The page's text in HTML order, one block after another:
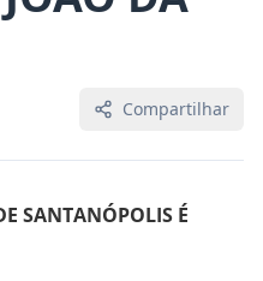
Compartilhar
SANTANÓPOLIS É